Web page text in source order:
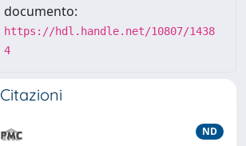
documento:
https://hdl.handle.net/10807/1438
4
Citazioni
ND